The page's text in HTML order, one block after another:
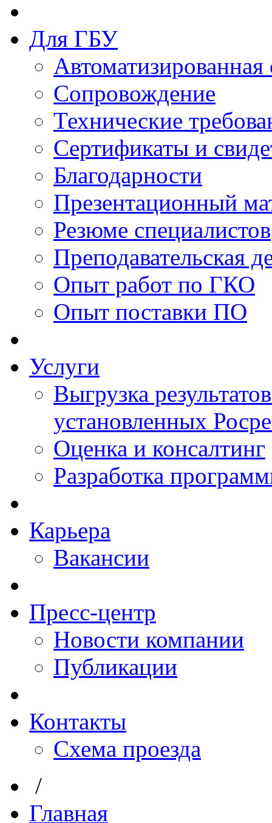
Для ГБУ
Сопровождение
Технические
Сертификаты и
Благодарности
Презентационный
Резюме специалистов
Преподавательская
Опыт работ по ГКО
Опыт поставки ПО
Услуги
Выгрузка
установленных
Оценка и консалтинг
Разработка
Карьера
Вакансии
Пресс-центр
Новости компании
Публикации
Контакты
Схема проезда
/
Главная